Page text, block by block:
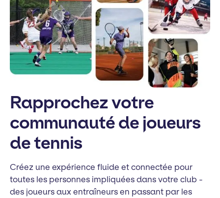
Rapprochez votre
communauté de joueurs
de tennis
Créez une expérience fluide et connectée pour
toutes les personnes impliquées dans votre club -
des joueurs aux entraîneurs en passant par les